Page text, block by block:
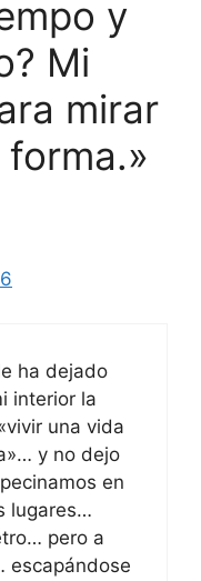
y
Mi
mirar
ha dejado
interior la
una vida
y no dejo
en
lugares…
pero a
escapándose